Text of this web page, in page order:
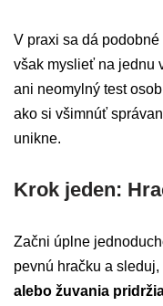
V praxi sa dá
však myslieť na jednu
ani neomylný test
ako si všimnúť
unikne.
Krok jeden:
Začni úplne
pevnú hračku a sleduj,
alebo žuvania